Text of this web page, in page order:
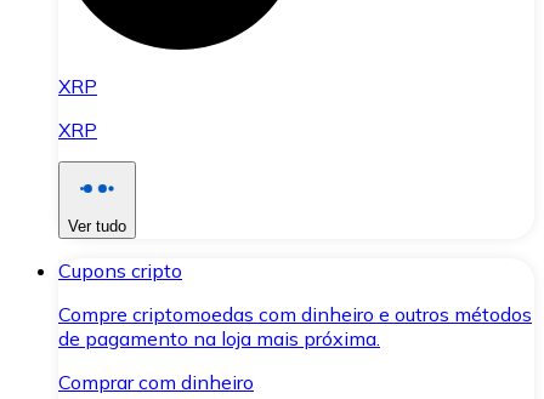
XRP
XRP
Ver tudo
Cupons cripto
Compre criptomoedas com dinheiro e outros métodos
de pagamento na loja mais próxima.
Comprar com dinheiro